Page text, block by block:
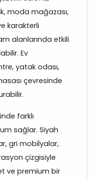
moda mağazası,
karakterli
alanlarında etkili
Ev
yatak odası,
çevresinde
farklı
sağlar. Siyah
gri mobilyalar,
çizgisiyle
ve premium bir